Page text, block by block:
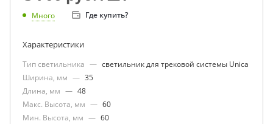
Много Где купить?
Характеристики
Тип светильника — светильник для трековой системы Unica
Ширина, мм — 35
Длина, мм — 48
Макс. Высота, мм — 60
Мин. Высота, мм — 60